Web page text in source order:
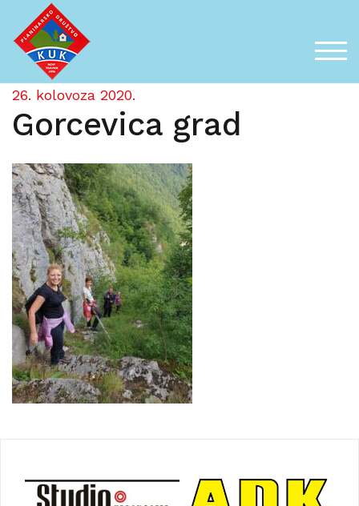
content
26. kolovoza 2020.
Gorcevica grad